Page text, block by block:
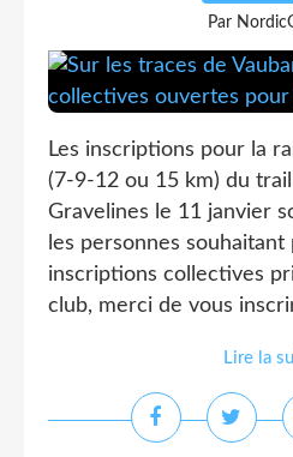
Par
Les inscriptions pour la
(7-9-12 ou 15 km) du trail
Gravelines le 11 janvier
les personnes
inscriptions collectives
club, merci de vous
Lire la